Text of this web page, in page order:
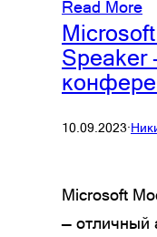
Read More
Speaker
10.09.2023·
Microsoft
— отличный